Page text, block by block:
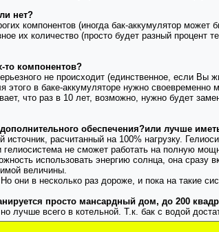
нет?
компонентов (иногда бак-аккумулятор
их количество (просто будет разный
то компонентов?
не происходит (единственное, если Вы
этого в баке-аккумуляторе нужно
что раз в 10 лет, возможно, нужно будет
обеспечения?или лучше
расчитанный на 100% нагрузку.
не сможет работать на полную
использовать энергию солнца, она
величины.
они в несколько раз дороже, и пока на такие
просто мансардный дом, до 200
лучше всего в котельной. Т.к. бак с водой